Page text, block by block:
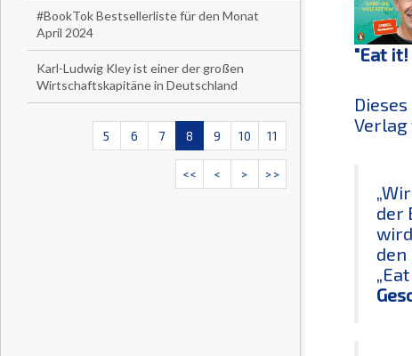
#BookTok Bestsellerliste für den Monat
April 2024
Karl-Ludwig Kley ist einer der großen
Wirtschaftskapitäne in Deutschland
5 6 7 8 9 10 11
<< < > >>
"Eat
der
den